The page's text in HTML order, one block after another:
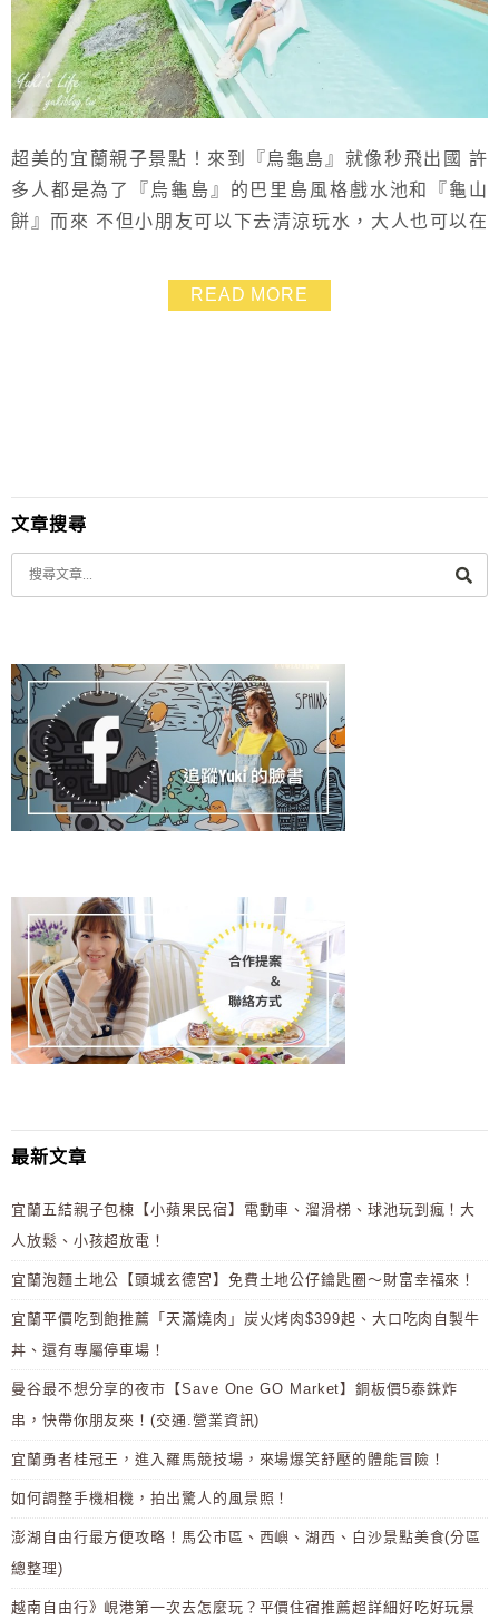
超美的宜蘭親子景點！來到『烏龜島』就像秒飛出國 許
多人都是為了『烏龜島』的巴里島風格戲水池和『龜山
餅』而來 不但小朋友可以下去清涼玩水，大人也可以在
低消，來到宜蘭一早就可以喝咖啡、吃特色點心跟蛋糕～
實在太棒了 爸爸媽媽舒服聊天看風景、喝美食 小朋友也
READ MORE
文章搜尋
最新文章
宜蘭五結親子包棟【小蘋果民宿】電動車、溜滑梯、球池玩到瘋！大
人放鬆、小孩超放電！
宜蘭泡麵土地公【頭城玄德宮】免費土地公仔鑰匙圈～財富幸福來！
宜蘭平價吃到飽推薦「天滿燒肉」炭火烤肉$399起、大口吃肉自製牛
丼、還有專屬停車場！
曼谷最不想分享的夜市【Save One GO Market】銅板價5泰銖炸
串，快帶你朋友來！(交通.營業資訊)
宜蘭勇者桂冠王，進入羅馬競技場，來場爆笑舒壓的體能冒險！
如何調整手機相機，拍出驚人的風景照！
澎湖自由行最方便攻略！馬公市區、西嶼、湖西、白沙景點美食(分區
總整理)
越南自由行》峴港第一次去怎麼玩？平價住宿推薦超詳細好吃好玩景